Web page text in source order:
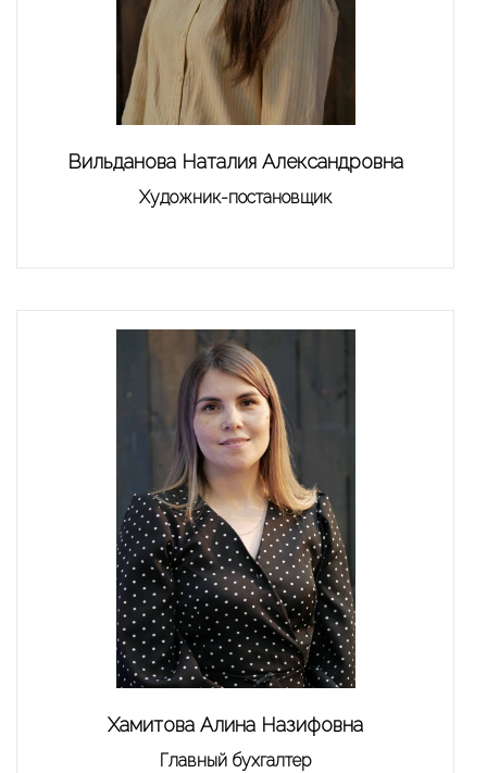
Вильданова Наталия Александровна
Художник-постановщик
Хамитова Алина Назифовна
Главный бухгалтер